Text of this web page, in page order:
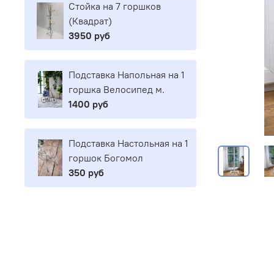
Стойка на 7 горшков
(Квадрат)
3950 руб
Подставка Напольная на 1
горшка Велосипед м.
1400 руб
Подставка Настольная на 1
горшок Богомол
350 руб